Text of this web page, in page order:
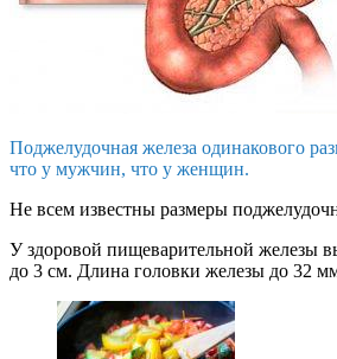
Поджелудочная железа одинакового
что у мужчин, что у женщин.
Не всем известны размеры
У здоровой пищеварительной железы
до 3 см. Длина головки железы до 32